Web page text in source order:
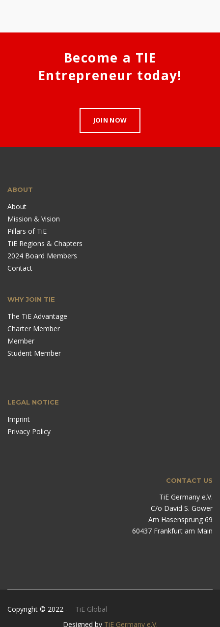
Become a TIE
Entrepreneur today!
JOIN NOW
ABOUT
About
Mission & Vision
Pillars of TiE
TiE Regions & Chapters
2024 Board Members
Contact
WHY JOIN TIE
The TiE Advantage
Charter Member
Member
Student Member
LEGAL NOTICE
Imprint
Privacy Policy
CONTACT US
TiE Germany e.V.
C/o David S. Gower
Am Hasensprung 69
60437 Frankfurt am Main
Copyright © 2022 -
TiE Global
Designed by TiE Germany e.V.